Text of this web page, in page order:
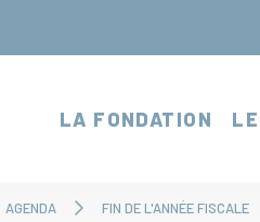
LA FONDATION
AGENDA FIN DE L'ANNÉE FISCALE